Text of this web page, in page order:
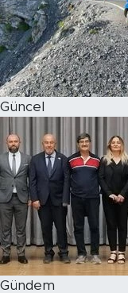
Güncel
Gündem
Magazin
Özel Haber
Politika
Resmi İlanlar
Sağlık
Spor
Turizm